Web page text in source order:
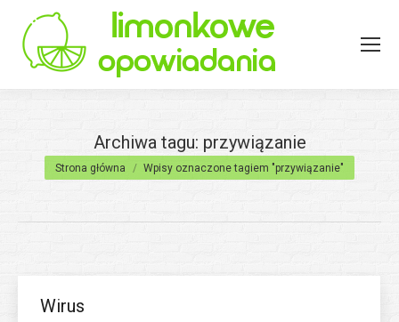
Archiwa tagu: przywiązanie
Jesteś tutaj:
Strona główna Wpisy oznaczone tagiem "przywiązanie"
Wirus